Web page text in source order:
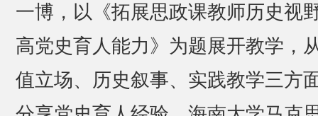
一博，以《拓展思政课教师历史视
高党史育人能力》为题展开教学，
值立场、历史叙事、实践教学三方